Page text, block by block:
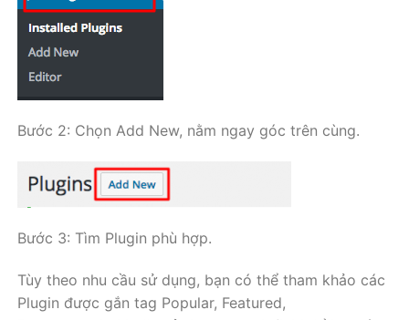
Bước 2: Chọn Add New, nằm ngay góc trên cùng.
Bước 3: Tìm Plugin phù hợp.
Tùy theo nhu cầu sử dụng, bạn có thể tham khảo các
Plugin được gắn tag Popular, Featured,